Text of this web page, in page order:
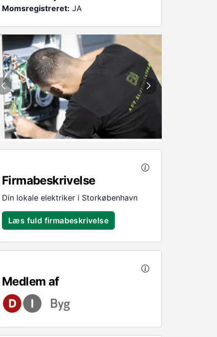
Momsregistreret: JA
Firmabeskrivelse
Din lokale elektriker i Storkøbenhavn
Læs fuld firmabeskrivelse
Medlem af